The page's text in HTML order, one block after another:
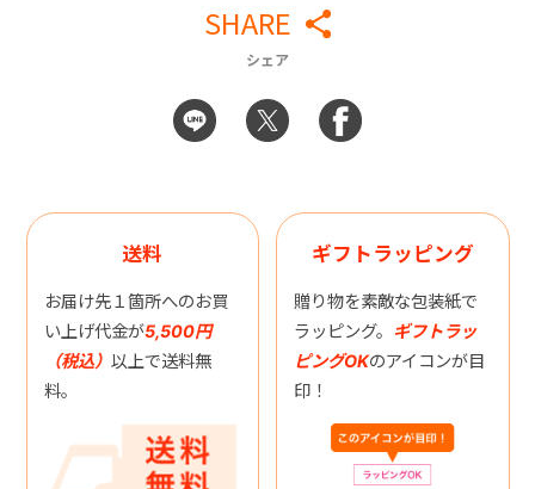
SHARE
シェア
送料
お届け先１箇所へのお買
い上げ代金が5,500円
（税込） 以上で送料無
料。
ギフトラッピング
贈り物を素敵な包装紙で
ラッピング。 ギフトラッ
ピングOKのアイコンが目
印！